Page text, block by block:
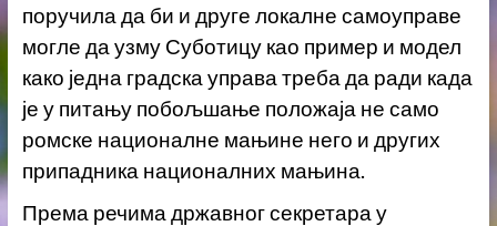
поручила да би и друге локалне самоуправе
могле да узму Суботицу као пример и модел
како једна градска управа треба да ради када
је у питању побољшање положаја не само
ромске националне мањине него и других
припадника националних мањина.
Према речима државног секретара у